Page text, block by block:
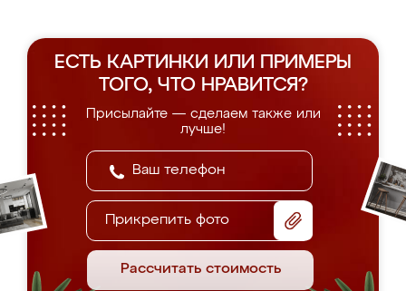
ЕСТЬ КАРТИНКИ ИЛИ ПРИМЕРЫ
ТОГО, ЧТО НРАВИТСЯ?
Присылайте — сделаем также или
лучше!
Прикрепить фото
Рассчитать стоимость